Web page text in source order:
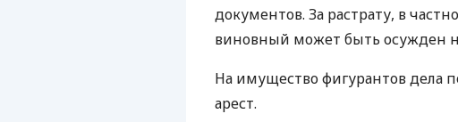
документов. За растрату, в
виновный может быть осужден
На имущество фигурантов дела
арест.